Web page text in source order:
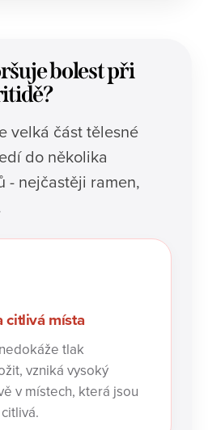
bolest při
velká část tělesné
do několika
- nejčastěji ramen,
citlivá místa
tlak
vzniká vysoký
v místech, která jsou